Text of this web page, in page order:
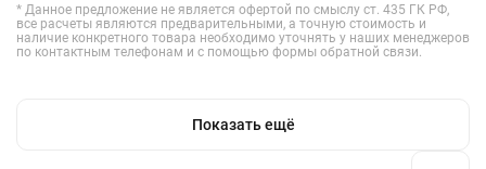
* Данное предложение не является офертой по смыслу ст. 435 ГК РФ,
все расчеты являются предварительными, а точную стоимость и
наличие конкретного товара необходимо уточнять у наших менеджеров
по контактным телефонам и с помощью формы обратной связи.
Показать ещё